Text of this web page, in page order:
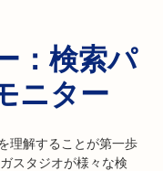
：検索パ
ニター
理解することが第一歩
スタジオが様々な検